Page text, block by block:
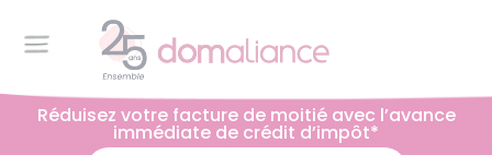
Réduisez votre facture de moitié avec l’avance
immédiate de crédit d’impôt*